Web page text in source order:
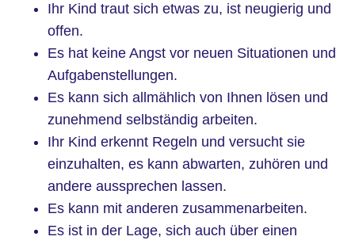
Ihr Kind traut sich etwas zu, ist neugierig und
offen.
Es hat keine Angst vor neuen Situationen und
Aufgabenstellungen.
Es kann sich allmählich von Ihnen lösen und
zunehmend selbständig arbeiten.
Ihr Kind erkennt Regeln und versucht sie
einzuhalten, es kann abwarten, zuhören und
andere aussprechen lassen.
Es kann mit anderen zusammenarbeiten.
Es ist in der Lage, sich auch über einen